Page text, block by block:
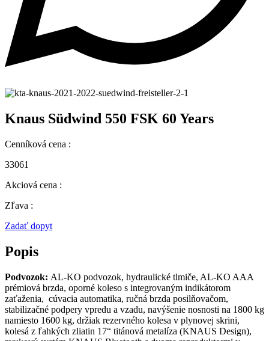
Knaus Südwind 550 FSK 60 Years
Cenníková cena :
33061
Akciová cena :
Zľava :
Zadať dopyt
Popis
Podvozok: AL-KO podvozok, hydraulické tlmiče, AL-KO AAA
prémiová brzda, oporné koleso s integrovaným indikátorom
zaťaženia, cúvacia automatika, ručná brzda posilňovačom,
stabilizačné podpery vpredu a vzadu, navýšenie nosnosti na 1800 kg
namiesto 1600 kg, držiak rezervného kolesa v plynovej skrini,
kolesá z ľahkých zliatin 17“ titánová metalíza (KNAUS Design),